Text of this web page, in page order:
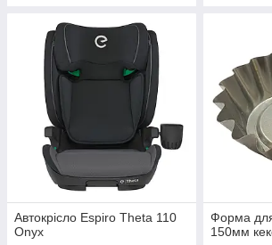
Автокрісло Espiro Theta 110
Onyx
Форма
150мм